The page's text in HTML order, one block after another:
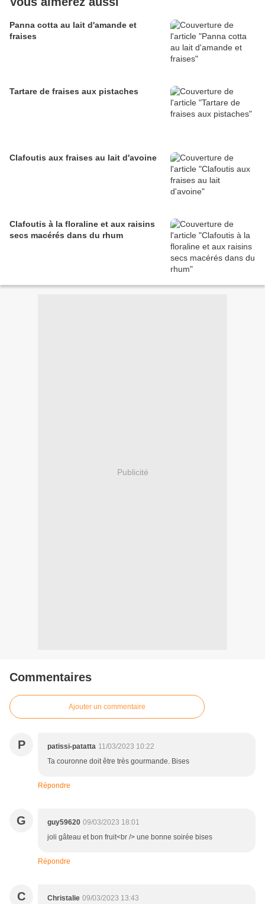
Panna cotta au lait d'amande et
fraises
Tartare de fraises aux pistaches
Clafoutis aux fraises au lait d'avoine
Clafoutis à la floraline et aux raisins
secs macérés dans du rhum
Publicité
Commentaires
Ajouter un commentaire
P patissi-patatta 11/03/2023 10:22
Ta couronne doit être très gourmande. Bises
Répondre
G guy59620 09/03/2023 18:01
joli gâteau et bon fruit<br /> une bonne soirée bises
Répondre
C Christalie 09/03/2023 13:43